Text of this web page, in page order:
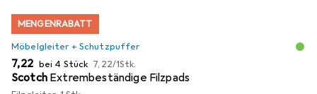
MENGENRABATT
Möbelgleiter + Schutzpuffer
EUR
7,22 bei 4 Stück EUR
7,22/1Stk.
Scotch Extrembeständige Filzpads